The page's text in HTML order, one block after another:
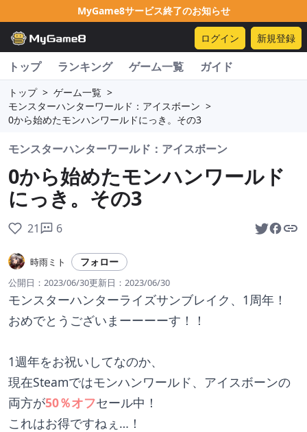
MyGame8サービス終了のお知らせ
ログイン 新規登録
トップ ランキング ゲーム一覧 ガイド
トップ > ゲーム一覧 >
モンスターハンターワールド：アイスボーン >
0から始めたモンハンワールドにっき。その3
モンスターハンターワールド：アイスボーン
0から始めたモンハンワールド
にっき。その3
21 6
時雨ミト フォロー
公開日： 2023/06/30更新日： 2023/06/30
モンスターハンターライズサンブレイク、1周年！
おめでとうございまーーーーす！！
1週年をお祝いしてなのか、
現在Steamではモンハンワールド、アイスボーンの
両方が50％オフセール中！
これはお得ですねぇ…！